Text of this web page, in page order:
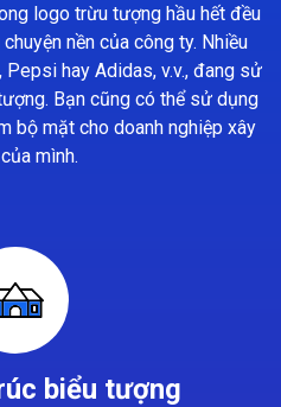
logo trừu tượng hầu hết đều
nền của công ty. Nhiều
hay Adidas, v.v., đang sử
Bạn cũng có thể sử dụng
bộ mặt cho doanh nghiệp xây
mình.
biểu tượng